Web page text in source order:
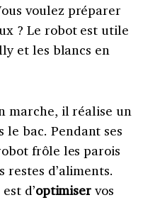
voulez préparer
? Le robot est utile
et les blancs en
marche, il réalise un
bac. Pendant ses
frôle les parois
d’aliments.
d’optimiser vos